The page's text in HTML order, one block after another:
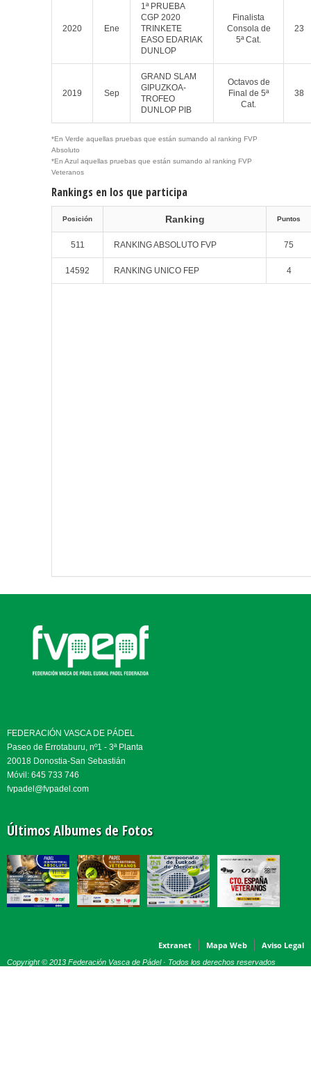
2020 Ene
1ª PRUEBA
CGP 2020
TRINKETE
EASO EDARIAK
DUNLOP
Finalista
Consola de
5ª Cat.
23
2019 Sep
GRAND SLAM
GIPUZKOA-
TROFEO
DUNLOP PIB
Octavos de
Final de 5ª
Cat.
38
*En Verde aquellas pruebas que están sumando al ranking FVP
Absoluto
*En Azul aquellas pruebas que están sumando al ranking FVP
Veteranos
Rankings en los que participa
Posición Ranking Puntos
511 RANKING ABSOLUTO FVP 75
14592 RANKING UNICO FEP 4
FEDERACIÓN VASCA DE PÁDEL
Paseo de Errotaburu, nº1 - 3ª Planta
20018 Donostia-San Sebastián
Móvil: 645 733 746
fvpadel@fvpadel.com
Últimos Albumes de Fotos
Extranet Mapa Web Aviso Legal
Copyright © 2013 Federación Vasca de Pádel · Todos los derechos reservados